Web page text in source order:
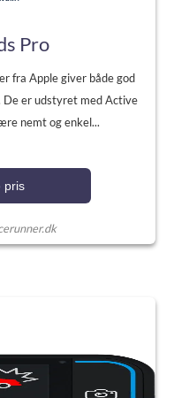
Pro
fra Apple giver både god
De er udstyret med Active
nemt og enkel...
pris